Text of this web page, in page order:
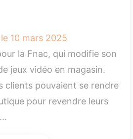
10 mars 2025
la Fnac, qui modifie son
jeux vidéo en magasin.
clients pouvaient se rendre
pour revendre leurs